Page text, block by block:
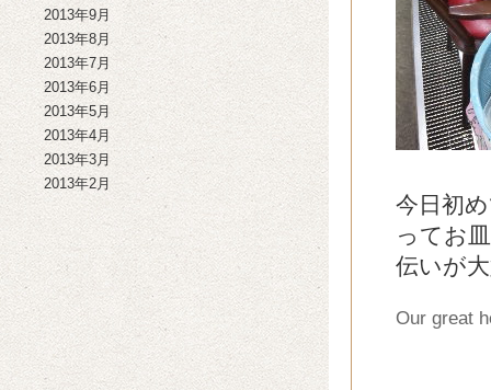
2013年9月
2013年8月
2013年7月
2013年6月
2013年5月
2013年4月
2013年3月
2013年2月
今日初
ってお
伝いが
Our great